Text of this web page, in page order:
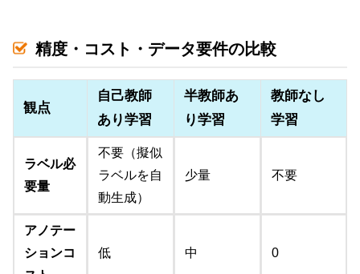
精度・コスト・データ要件の比較
観点
自己教師
あり学習
半教師あ
り学習
教師なし
学習
ラベル必
要量
不要（擬似
ラベルを自
動生成）
少量 不要
アノテー
ションコ
低 中 0